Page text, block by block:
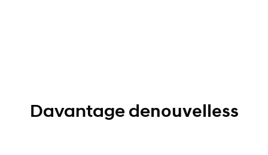
Davantage denouvelless